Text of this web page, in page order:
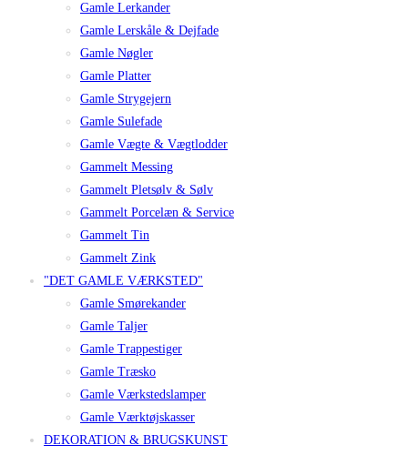
Gamle Lerkander
Gamle Lerskåle & Dejfade
Gamle Nøgler
Gamle Platter
Gamle Strygejern
Gamle Sulefade
Gamle Vægte & Vægtlodder
Gammelt Messing
Gammelt Pletsølv & Sølv
Gammelt Porcelæn & Service
Gammelt Tin
Gammelt Zink
"DET GAMLE VÆRKSTED"
Gamle Smørekander
Gamle Taljer
Gamle Trappestiger
Gamle Træsko
Gamle Værkstedslamper
Gamle Værktøjskasser
DEKORATION & BRUGSKUNST